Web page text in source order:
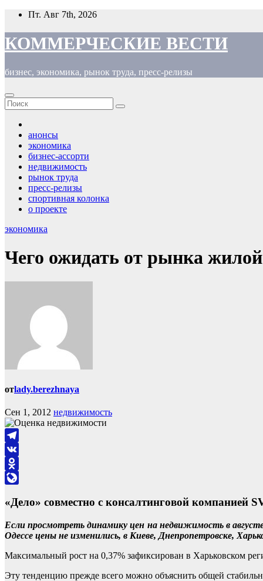
Перейти
содержимому
Пт. Авг 7th, 2026
КОММЕРЧЕСКИЕ ВЕСТИ
бизнес, экономика, рынок труда, пресс-релизы
анонсы
экономика
бизнес-ассорти
недвижимость
рынок труда
пресс-релизы
спортивная колонка
о проекте
экономика
Чего ожидать от рынка
отlady.berezhnaya
Сен 1, 2012 недвижимость
Telegram
VK
Odnoklassniki
«Дело» совместно с консалтинговой компанией
Если просмотреть динамику цен на недвижимость в
Одессе цены не изменились, в Киеве, Днепропетровске,
Максимальный рост на 0,37% зафиксирован в Харьковском
Эту тенденцию прежде всего можно объяснить общей